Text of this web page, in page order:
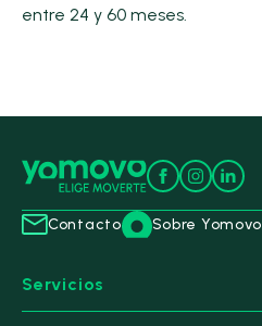
entre 24 y 60 meses.
Contacto Sobre Yomovo
Servicios